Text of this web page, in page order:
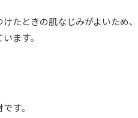
たときの肌なじみがよいため
ます。
す。